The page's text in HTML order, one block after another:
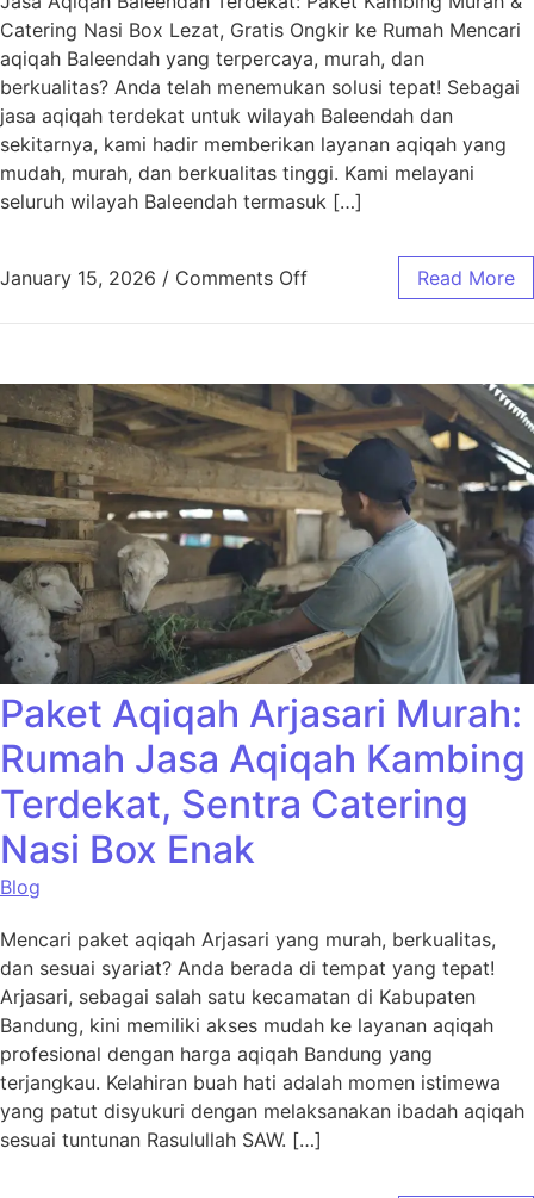
Catering Nasi Box Lezat, Gratis Ongkir ke Rumah Mencari
aqiqah Baleendah yang terpercaya, murah, dan
berkualitas? Anda telah menemukan solusi tepat! Sebagai
jasa aqiqah terdekat untuk wilayah Baleendah dan
sekitarnya, kami hadir memberikan layanan aqiqah yang
mudah, murah, dan berkualitas tinggi. Kami melayani
seluruh wilayah Baleendah termasuk […]
January 15, 2026 / Comments Off Read More
Paket Aqiqah Arjasari Murah:
Rumah Jasa Aqiqah Kambing
Terdekat, Sentra Catering
Nasi Box Enak
Blog
Mencari paket aqiqah Arjasari yang murah, berkualitas,
dan sesuai syariat? Anda berada di tempat yang tepat!
Arjasari, sebagai salah satu kecamatan di Kabupaten
Bandung, kini memiliki akses mudah ke layanan aqiqah
profesional dengan harga aqiqah Bandung yang
terjangkau. Kelahiran buah hati adalah momen istimewa
yang patut disyukuri dengan melaksanakan ibadah aqiqah
sesuai tuntunan Rasulullah SAW. […]